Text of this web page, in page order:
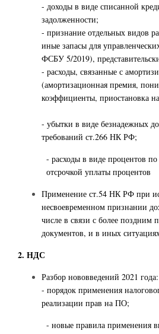
- доходы в виде списанной
задолженности;
- признание отдельных видов
иные запасы для
ФСБУ 5/2019),
- расходы, связанные с
(амортизационная премия,
коэффициенты, приостановка
- убытки в виде безнадежных
требований ст.266 НК РФ;
- расходы в виде процентов
отсрочкой уплаты процентов
Применение ст.54 НК РФ при
несвоевременном признании
числе в связи с более поздним
документов, и в иных
2. НДС
Разбор нововведений 2021 года:
- порядок применения
реализации прав на ПО;
- новые правила применения